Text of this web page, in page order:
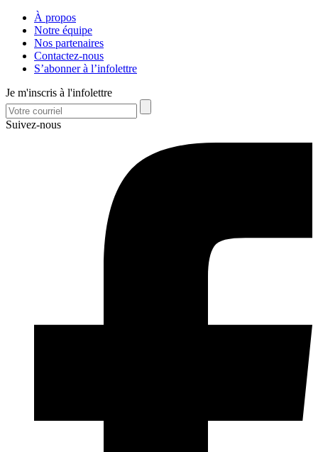
À propos
Notre équipe
Nos partenaires
Contactez-nous
S’abonner à l’infolettre
Je m'inscris à l'infolettre
Suivez-nous